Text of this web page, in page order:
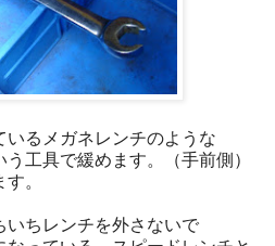
いるメガネレンチのような
う工具で緩めます。（手前側）
。
いちレンチを外さないで